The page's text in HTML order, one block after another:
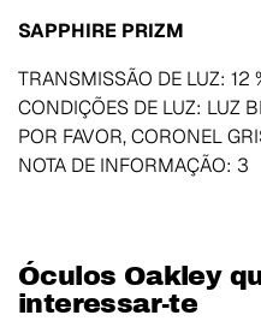
SAPPHIRE PRIZM
TRANSMISSÃO DE LUZ: 12
CONDIÇÕES DE LUZ: LUZ
POR FAVOR, CORONEL
NOTA DE INFORMAÇÃO: 3
Óculos Oakley
interessar-te